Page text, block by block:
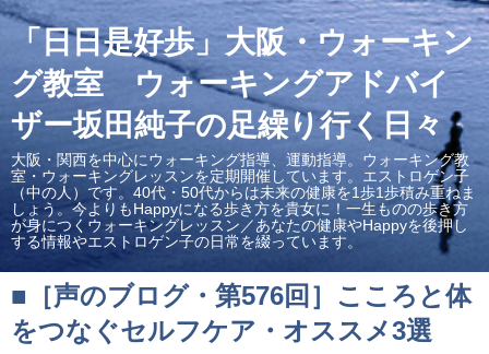
「日日是好歩」大阪・ウォーキン
グ教室 ウォーキングアドバイ
ザー坂田純子の足繰り行く日々
大阪・関西を中心にウォーキング指導、運動指導。ウォーキング教
室・ウォーキングレッスンを定期開催しています。エストロゲン子
（中の人）です。40代・50代からは未来の健康を1歩1歩積み重ねま
しょう。今よりもHappyになる歩き方を貴女に！一生ものの歩き方
が身につくウォーキングレッスン／あなたの健康やHappyを後押し
する情報やエストロゲン子の日常を綴っています。
■［声のブログ・第576回］こころと体
をつなぐセルフケア・オススメ3選